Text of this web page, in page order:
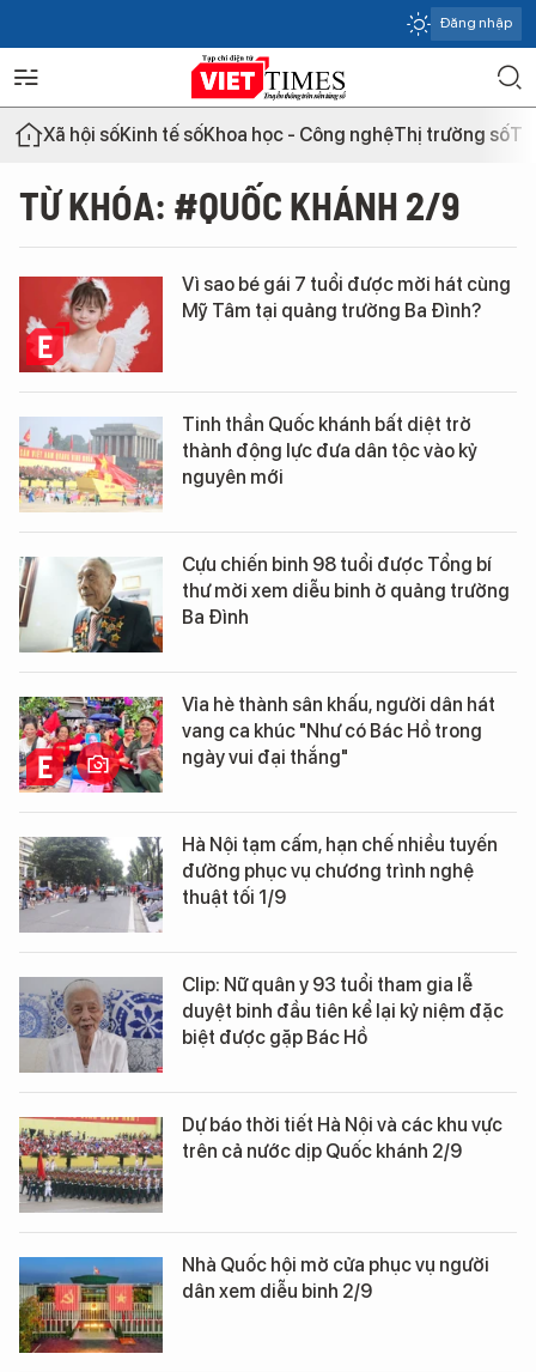
Đăng nhập
Xã hội sốKinh tế sốKhoa học - Công nghệThị trường số
TỪ KHÓA: #QUỐC KHÁNH 2/9
Vì sao bé gái 7 tuổi được mời hát cùng
Mỹ Tâm tại quảng trường Ba Đình?
Tinh thần Quốc khánh bất diệt trở
thành động lực đưa dân tộc vào kỷ
nguyên mới
Cựu chiến binh 98 tuổi được Tổng bí
thư mời xem diễu binh ở quảng trường
Ba Đình
Vỉa hè thành sân khấu, người dân hát
vang ca khúc "Như có Bác Hồ trong
ngày vui đại thắng"
Hà Nội tạm cấm, hạn chế nhiều tuyến
đường phục vụ chương trình nghệ
thuật tối 1/9
Clip: Nữ quân y 93 tuổi tham gia lễ
duyệt binh đầu tiên kể lại kỷ niệm đặc
biệt được gặp Bác Hồ
Dự báo thời tiết Hà Nội và các khu vực
trên cả nước dịp Quốc khánh 2/9
Nhà Quốc hội mở cửa phục vụ người
dân xem diễu binh 2/9